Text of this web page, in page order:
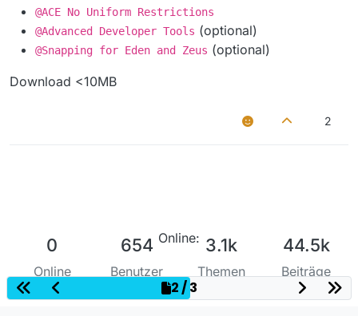
@ACE No Uniform Restrictions
@Advanced Developer Tools (optional)
@Snapping for Eden and Zeus (optional)
Download <10MB
2
Online:
0
Online
654
Benutzer
3.1k
Themen
44.5k
Beiträge
2 / 3